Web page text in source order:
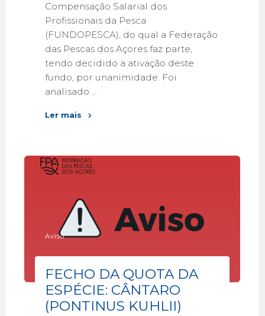
Compensação Salarial dos
Profissionais da Pesca
(FUNDOPESCA), do qual a Federação
das Pescas dos Açores faz parte,
tendo decidido a ativação deste
fundo, por unanimidade. Foi
analisado …
Ler mais
Aviso
FECHO DA QUOTA DA
ESPÉCIE: CÂNTARO
(PONTINUS KUHLII)